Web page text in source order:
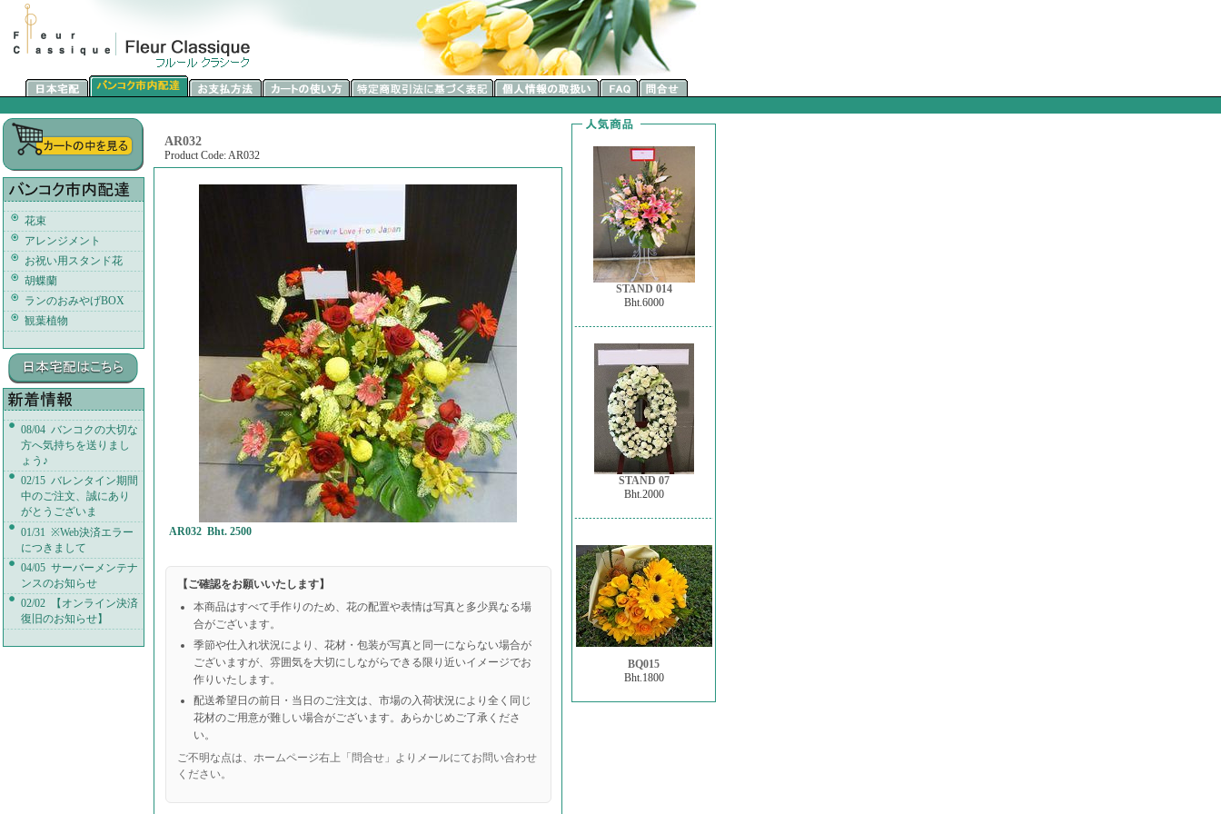
花束
アレンジメント
お祝い用スタンド花
胡蝶蘭
ランのおみやげBOX
観葉植物
08/04 バンコクの大切な
方へ気持ちを送りまし
ょう♪
02/15 バレンタイン期間
中のご注文、誠にあり
がとうございま
01/31 ※Web決済エラー
につきまして
04/05 サーバーメンテナ
ンスのお知らせ
02/02 【オンライン決済
復旧のお知らせ】
AR032
Product Code: AR032
AR032 Bht. 2500
【ご確認をお願いいたします】
本商品はすべて手作りのため、花の配置や表情は写真と多少異なる場
合がございます。
季節や仕入れ状況により、花材・包装が写真と同一にならない場合が
ございますが、雰囲気を大切にしながらできる限り近いイメージでお
作りいたします。
配送希望日の前日・当日のご注文は、市場の入荷状況により全く同じ
花材のご用意が難しい場合がございます。あらかじめご了承くださ
い。
ご不明な点は、ホームページ右上「問合せ」よりメールにてお問い合わせ
ください。
STAND 014
Bht.6000
STAND 07
Bht.2000
BQ015
Bht.1800